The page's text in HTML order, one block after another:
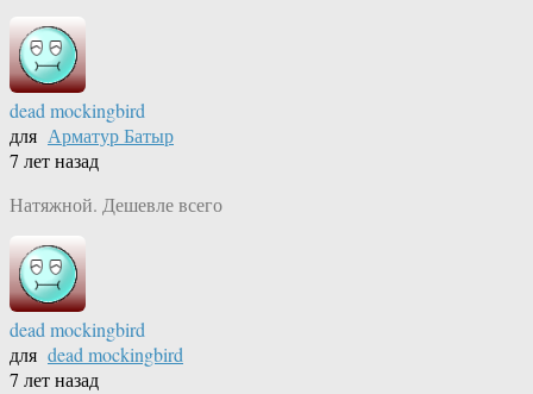
dead mockingbird
для Арматур Батыр
7 лет назад
Натяжной. Дешевле всего
dead mockingbird
для dead mockingbird
7 лет назад